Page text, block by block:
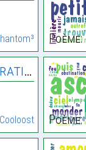
Poème:
Poème: